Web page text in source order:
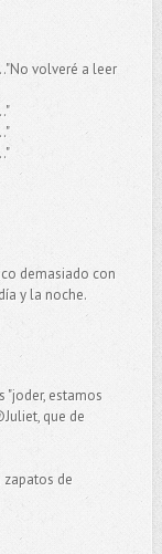
volveré a leer
demasiado con
y la noche.
"joder, estamos
que de
de